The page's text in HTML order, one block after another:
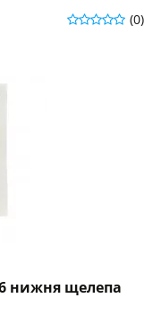
(0)
нижня щелепа